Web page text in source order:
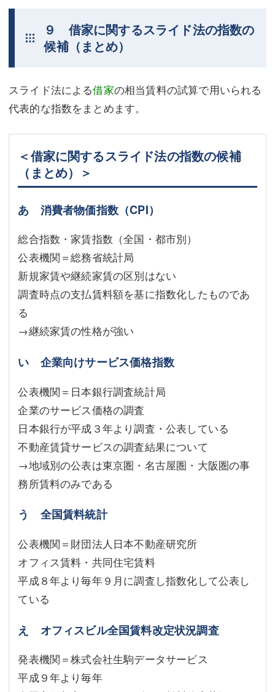
９ 借家に関するスライド法の指数の
候補（まとめ）
スライド法による借家の相当賃料の試算で用いられる
代表的な指数をまとめます。
＜借家に関するスライド法の指数の候補
（まとめ）＞
あ 消費者物価指数（CPI）
総合指数・家賃指数（全国・都市別）
公表機関＝総務省統計局
新規家賃や継続家賃の区別はない
調査時点の支払賃料額を基に指数化したものであ
る
→継続家賃の性格が強い
い 企業向けサービス価格指数
公表機関＝日本銀行調査統計局
企業のサービス価格の調査
日本銀行が平成３年より調査・公表している
不動産賃貸サービスの調査結果について
→地域別の公表は東京圏・名古屋圏・大阪圏の事
務所賃料のみである
う 全国賃料統計
公表機関＝財団法人日本不動産研究所
オフィス賃料・共同住宅賃料
平成８年より毎年９月に調査し指数化して公表し
ている
え オフィスビル全国賃料改定状況調査
発表機関＝株式会社生駒データサービス
平成９年より毎年